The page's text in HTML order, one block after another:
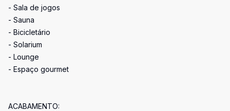
- Sala de jogos
- Sauna
- Bicicletário
- Solarium
- Lounge
- Espaço gourmet
ACABAMENTO: